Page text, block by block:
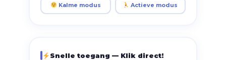
Kalme modus Actieve modus
Snelle toegang — Klik direct!